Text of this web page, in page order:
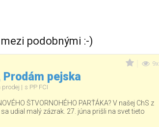
podobnými :-)
9x
Prodám pejska
prodej s PP FCI
ŠTVORNOHÉHO PARŤÁKA? V našej ChS z
udial malý zázrak. 27. júna prišli na svet tieto